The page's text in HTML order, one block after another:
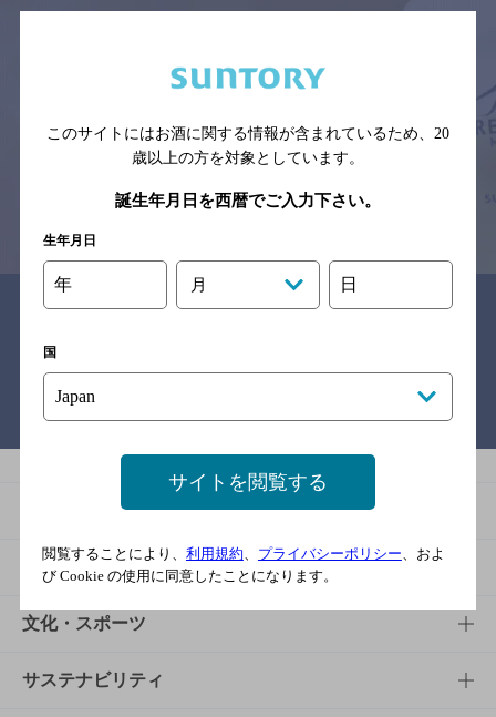
サイトマップ ご意見・ご感想
予告なしに変更されることがありますので、
念のためお店にご確認の上ご来店くださいますようお願い申し上げま
す。
情報提供：ぐるなび
関連リンク
商品TOP
商品一覧
商品発売情報
知る・楽しむ
知る・楽しむTOP
キャンペーン
文化・スポーツ
文化・スポーツTOP
サステナビリティ
このサイトにはお酒に関する情報が含まれているため、 20
歳以上の方を対象としています。
誕生年月日を西暦でご入力下さい。
生年月日
年 月 日
国
サイトを閲覧する
閲覧することにより、 利用規約、 プライバシーポリシー、およ
び Cookie の使用に同意したことになります。